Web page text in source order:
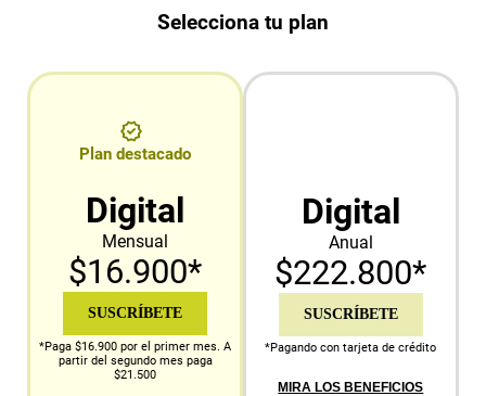
Selecciona tu plan
Plan destacado
Digital
Mensual
$16.900*
SUSCRÍBETE
*Paga $16.900 por el primer mes. A
partir del segundo mes paga
$21.500
Digital
Anual
$222.800*
SUSCRÍBETE
*Pagando con tarjeta de crédito
MIRA LOS BENEFICIOS